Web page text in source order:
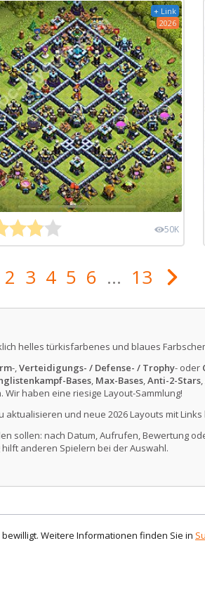
+ Link
2026
50K
2 3 4 5 6 ... 13
helles türkisfarbenes und blaues
-,Verteidigungs- / Defense- / Trophy- oder
Bases, Max-Bases,Anti-2-Stars,
haben eine riesige Layout-Sammlung!
aktualisieren und neue 2026 Layouts mit
sollen: nach Datum, Aufrufen, Bewertung
anderen Spielern bei der Auswahl.
Weitere Informationen finden Sie in